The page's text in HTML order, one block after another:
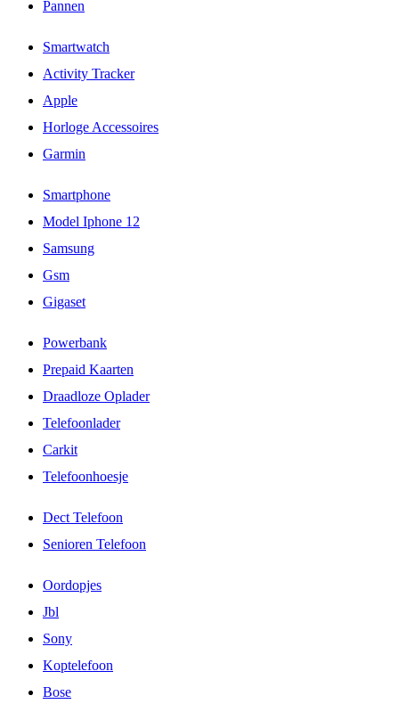
Pannen
Smartwatch
Activity Tracker
Apple
Horloge Accessoires
Garmin
Smartphone
Model Iphone 12
Samsung
Gsm
Gigaset
Powerbank
Prepaid Kaarten
Draadloze Oplader
Telefoonlader
Carkit
Telefoonhoesje
Dect Telefoon
Senioren Telefoon
Oordopjes
Jbl
Sony
Koptelefoon
Bose